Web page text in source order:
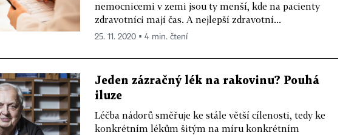
nemocnicemi v zemi jsou ty menší, kde na pacienty
zdravotníci mají čas. A nejlepší zdravotní...
25. 11. 2020 ▪ 4 min. čtení
Jeden zázračný lék na rakovinu? Pouhá
iluze
Léčba nádorů směřuje ke stále větší cílenosti, tedy ke
konkrétním lékům šitým na míru konkrétním